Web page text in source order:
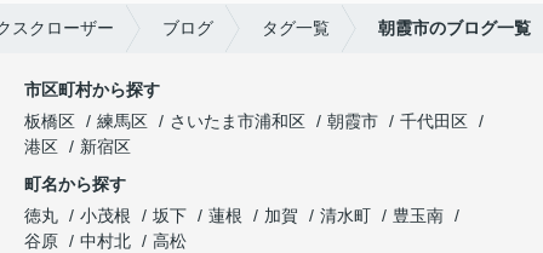
スクローザー ブログ タグ一覧 朝霞市のブログ一覧
市区町村から探す
板橋区
練馬区 さいたま市浦和区 朝霞市
千代田区
港区
新宿区
町名から探す
徳丸
小茂根 坂下 蓮根 加賀 清水町
豊玉南
谷原
中村北
高松